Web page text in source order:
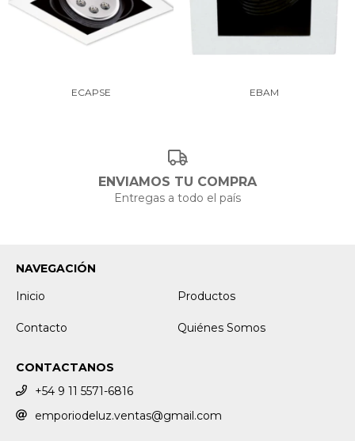
ECAPSE EBAM
ENVIAMOS TU COMPRA
Entregas a todo el país
NAVEGACIÓN
Inicio
Productos
Contacto Quiénes Somos
CONTACTANOS
+54 9 11 5571-6816
emporiodeluz.ventas@gmail.com